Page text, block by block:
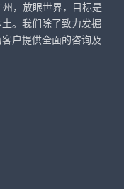
，放眼世界，目标是
。我们除了致力发掘
户提供全面的咨询及